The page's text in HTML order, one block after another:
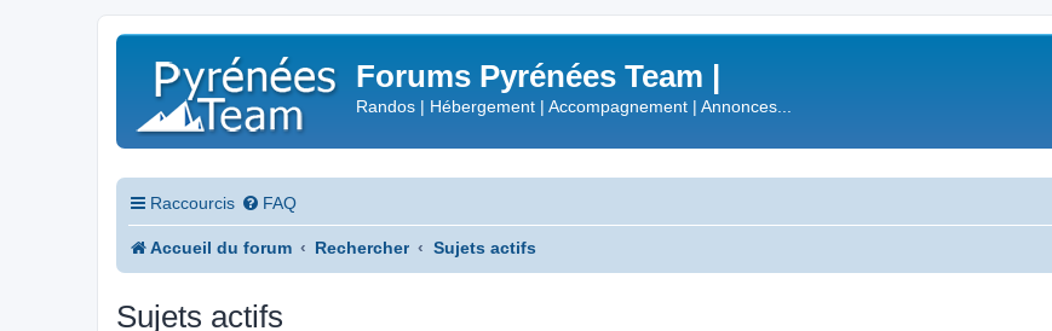
Forums Pyrénées Team |
Randos | Hébergement | Accompagnement | Annonces...
Raccourcis FAQ
Accueil du forum Rechercher Sujets actifs
Sujets actifs